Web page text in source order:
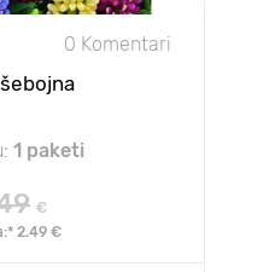
0 Komentari
1 paketi
€
2.49 €